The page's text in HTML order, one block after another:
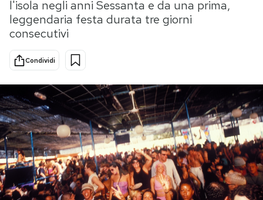
Tecnologia
Internet
Cultura
Sport
Storie/Idee
Ok Boomer!
Mondiali calcio 2026
PODCAST
NEWSLETTER
l'isola negli anni Sessanta e da una prima,
leggendaria festa durata tre giorni
consecutivi
Condividi